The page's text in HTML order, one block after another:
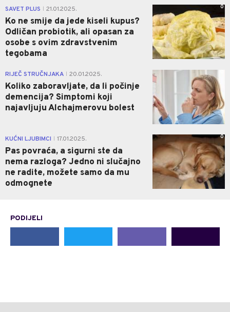
SAVET PLUS 21.01.2025.
Ko ne smije da jede kiseli kupus?
Odličan probiotik, ali opasan za
osobe s ovim zdravstvenim
tegobama
0
RIJEČ STRUČNJAKA 20.01.2025.
Koliko zaboravljate, da li počinje
demencija? Simptomi koji
najavljuju Alchajmerovu bolest
KUĆNI LJUBIMCI 17.01.2025.
Pas povraća, a sigurni ste da
nema razloga? Jedno ni slučajno
ne radite, možete samo da mu
odmognete
0
PODIJELI